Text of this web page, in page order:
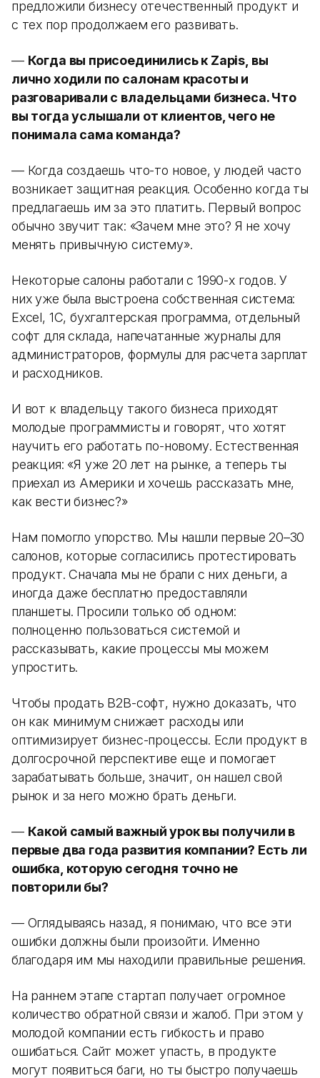
предложили бизнесу отечественный продукт и
с тех пор продолжаем его развивать.
— Когда вы присоединились к Zapis, вы
лично ходили по салонам красоты и
разговаривали с владельцами бизнеса. Что
вы тогда услышали от клиентов, чего не
понимала сама команда?
— Когда создаешь что-то новое, у людей часто
возникает защитная реакция. Особенно когда ты
предлагаешь им за это платить. Первый вопрос
обычно звучит так: «Зачем мне это? Я не хочу
менять привычную систему».
Некоторые салоны работали с 1990-х годов. У
них уже была выстроена собственная система:
Excel, 1С, бухгалтерская программа, отдельный
софт для склада, напечатанные журналы для
администраторов, формулы для расчета зарплат
и расходников.
И вот к владельцу такого бизнеса приходят
молодые программисты и говорят, что хотят
научить его работать по-новому. Естественная
реакция: «Я уже 20 лет на рынке, а теперь ты
приехал из Америки и хочешь рассказать мне,
как вести бизнес?»
Нам помогло упорство. Мы нашли первые 20–30
салонов, которые согласились протестировать
продукт. Сначала мы не брали с них деньги, а
иногда даже бесплатно предоставляли
планшеты. Просили только об одном:
полноценно пользоваться системой и
рассказывать, какие процессы мы можем
упростить.
Чтобы продать B2B-софт, нужно доказать, что
он как минимум снижает расходы или
оптимизирует бизнес-процессы. Если продукт в
долгосрочной перспективе еще и помогает
зарабатывать больше, значит, он нашел свой
рынок и за него можно брать деньги.
— Какой самый важный урок вы получили в
первые два года развития компании? Есть ли
ошибка, которую сегодня точно не
повторили бы?
— Оглядываясь назад, я понимаю, что все эти
ошибки должны были произойти. Именно
благодаря им мы находили правильные решения.
На раннем этапе стартап получает огромное
количество обратной связи и жалоб. При этом у
молодой компании есть гибкость и право
ошибаться. Сайт может упасть, в продукте
могут появиться баги, но ты быстро получаешь